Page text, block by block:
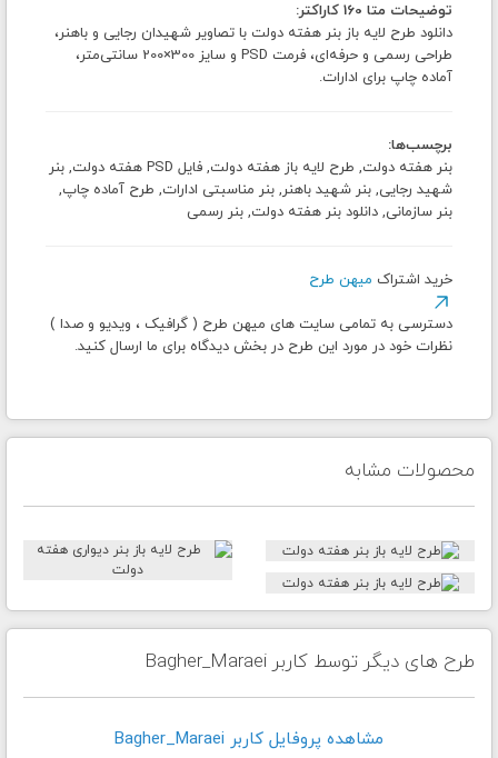
توضیحات متا 160 کاراکتر:
دانلود طرح لایه باز بنر هفته دولت با تصاویر شهیدان رجایی و باهنر،
طراحی رسمی و حرفه‌ای، فرمت PSD و سایز 300×200 سانتی‌متر،
آماده چاپ برای ادارات.
برچسب‌ها:
بنر هفته دولت, طرح لایه باز هفته دولت, فایل PSD هفته دولت, بنر
شهید رجایی, بنر شهید باهنر, بنر مناسبتی ادارات, طرح آماده چاپ,
بنر سازمانی, دانلود بنر هفته دولت, بنر رسمی
خرید اشتراک میهن طرح
دسترسی به تمامی سایت های میهن طرح ( گرافیک ، ویدیو و صدا )
نظرات خود در مورد این طرح در بخش دیدگاه برای ما ارسال کنید.
محصولات مشابه
طرح های دیگر توسط کاربر Bagher_Maraei
مشاهده پروفايل کاربر Bagher_Maraei